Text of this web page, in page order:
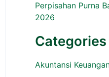
Perpisahan Purna
2026
Categories
Akuntansi